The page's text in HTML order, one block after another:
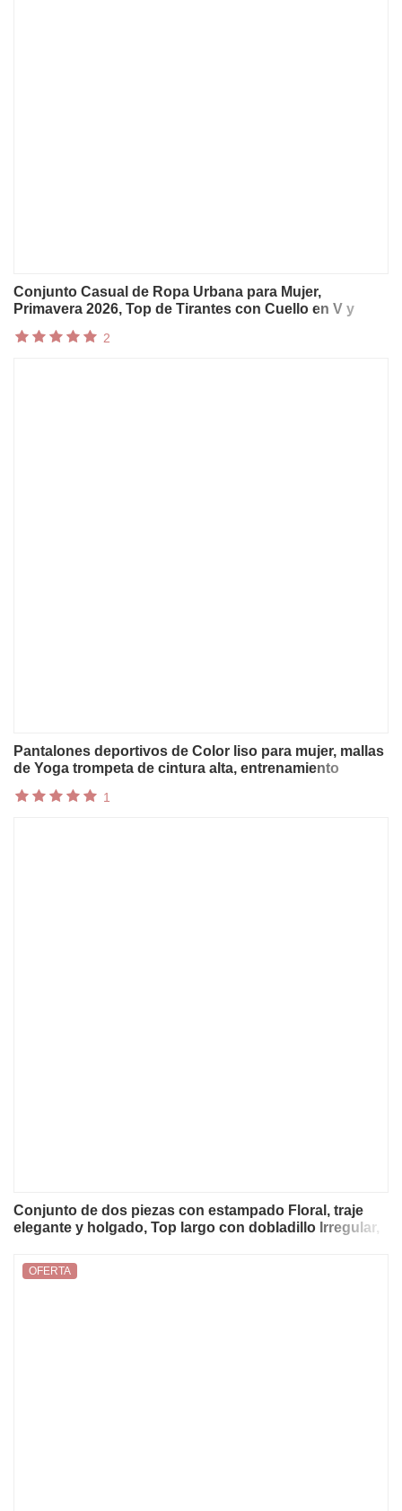
Conjunto Casual de Ropa Urbana para Mujer,
Primavera 2026, Top de Tirantes con Cuello en V y
Cintura Alta, Conjunto Chic de Lino para Verano
2
Pantalones deportivos de Color liso para mujer, mallas
de Yoga trompeta de cintura alta, entrenamiento
sueltos, pierna ancha
1
Conjunto de dos piezas con estampado Floral, traje
elegante y holgado, Top largo con dobladillo Irregular,
OFERTA